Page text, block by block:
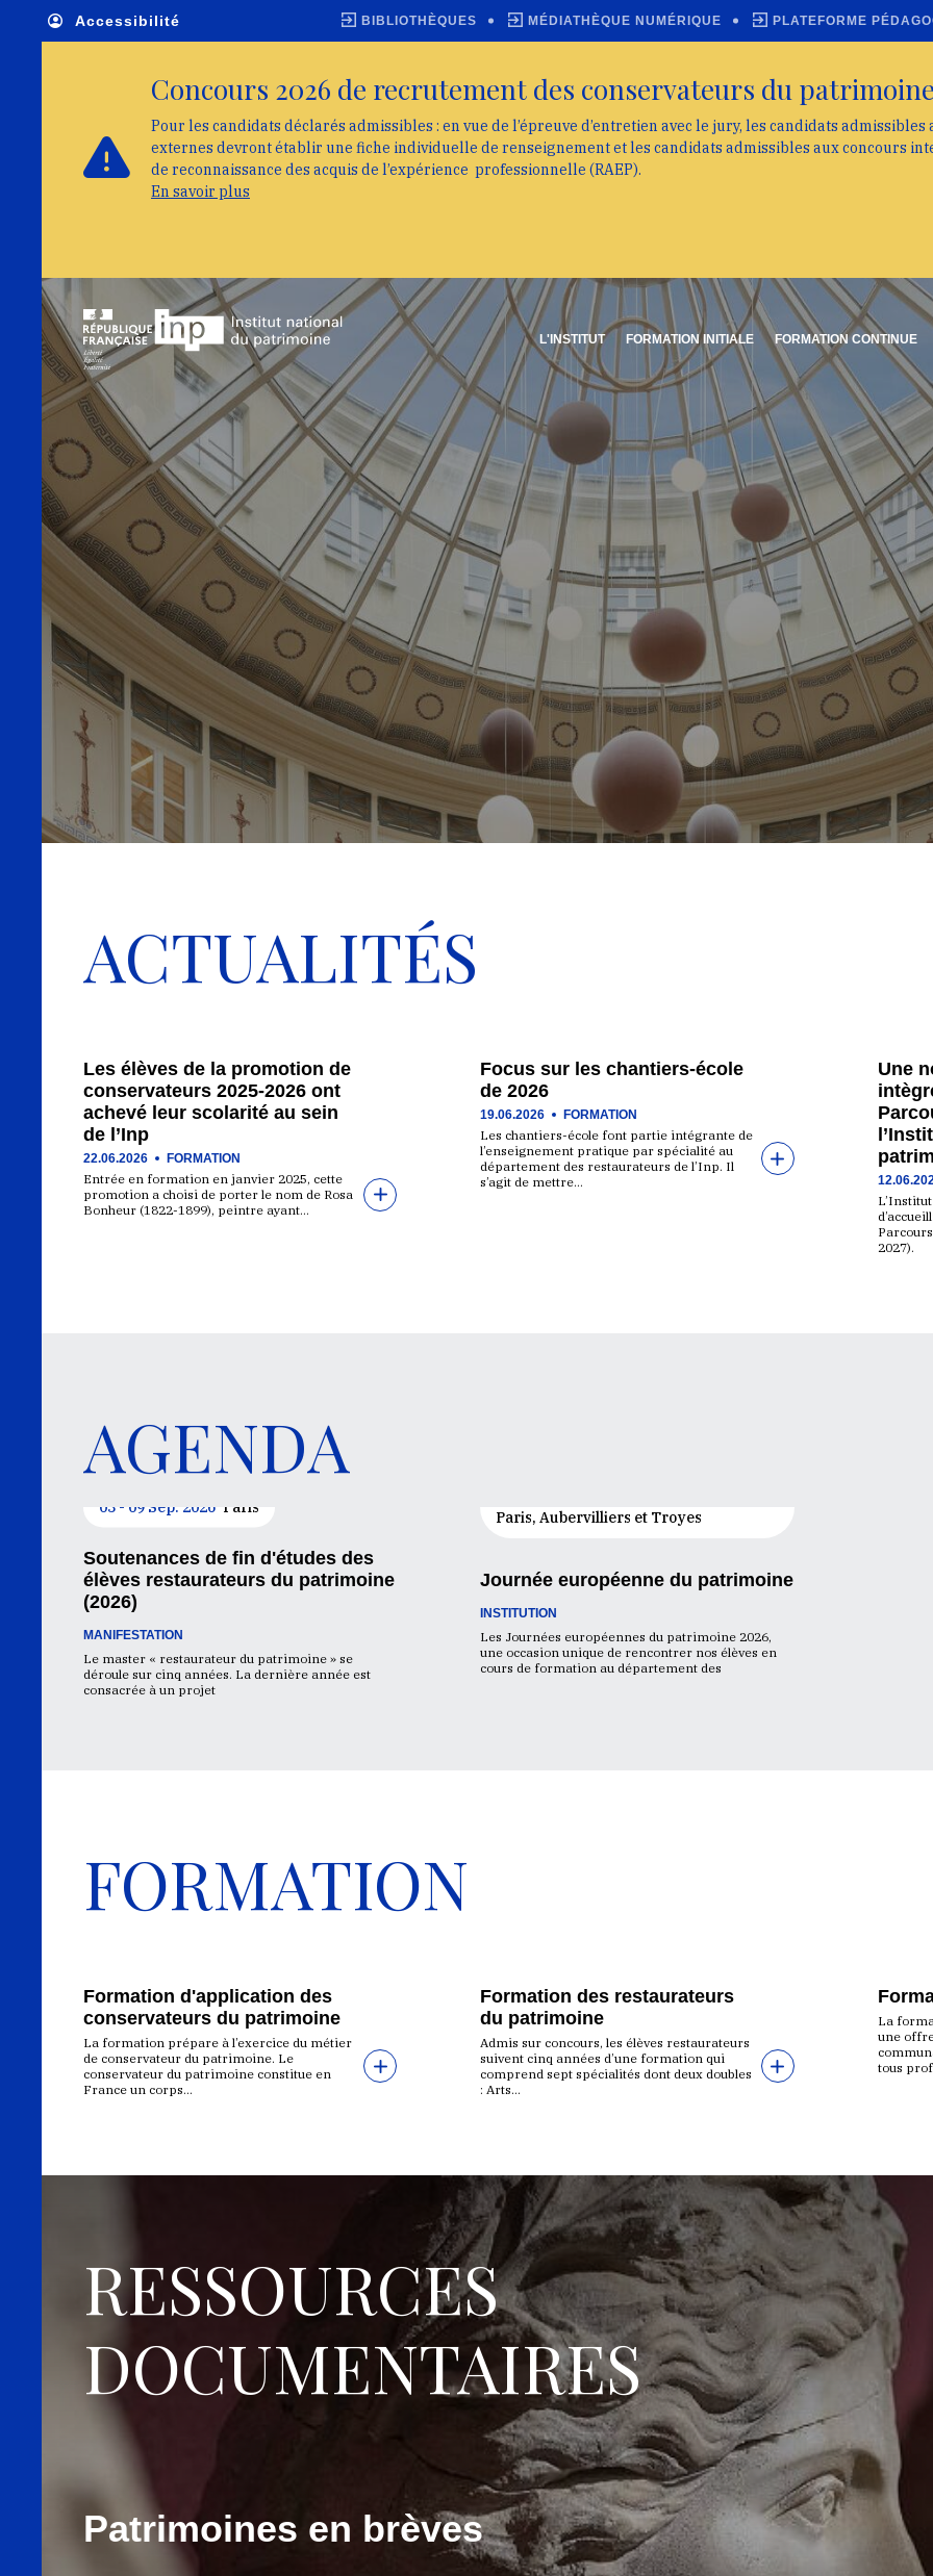
L'INSTITUT FORMATION INITIALE FORMATION CONTINUE
Accessibilité BIBLIOTHÈQUES MÉDIATHÈQUE NUMÉRIQUE PLATEFORME
Concours 2026 de recrutement des conservateurs du patrimoine
Pour les candidats déclarés admissibles : en vue de l’épreuve d’entretien avec le jury, les candidats admissibles
externes devront établir une fiche individuelle de renseignement et les candidats admissibles aux concours
de reconnaissance des acquis de l’expérience professionnelle (RAEP).
En savoir plus
ACTUALITÉS
Les élèves de la promotion de
conservateurs 2025-2026 ont
achevé leur scolarité au sein
de l’Inp
22.06.2026 FORMATION
Entrée en formation en janvier 2025, cette
promotion a choisi de porter le nom de Rosa
Bonheur (1822-1899), peintre ayant…
Focus sur les chantiers-école
de 2026
19.06.2026 FORMATION
Les chantiers-école font partie intégrante de
l’enseignement pratique par spécialité au
département des restaurateurs de l’Inp. Il
s’agit de mettre…
Une
2027).
AGENDA
03 - 09 Sep. 2026 Paris
Soutenances de fin d'études des
élèves restaurateurs du patrimoine
(2026)
MANIFESTATION
Le master « restaurateur du patrimoine » se
déroule sur cinq années. La dernière année est
consacrée à un projet
Paris, Aubervilliers et Troyes
Journée européenne du patrimoine
INSTITUTION
Les Journées européennes du patrimoine 2026,
une occasion unique de rencontrer nos élèves en
cours de formation au département des
FORMATION
Formation d'application des
conservateurs du patrimoine
La formation prépare à l’exercice du métier
de conservateur du patrimoine. Le
conservateur du patrimoine constitue en
France un corps...
Formation des restaurateurs
du patrimoine
Admis sur concours, les élèves restaurateurs
suivent cinq années d’une formation qui
comprend sept spécialités dont deux doubles
: Arts...
La
une
tous
RESSOURCES
DOCUMENTAIRES
Patrimoines en brèves